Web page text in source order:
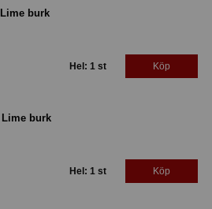
burk
Hel: 1 st Köp
Lime burk
Hel: 1 st Köp